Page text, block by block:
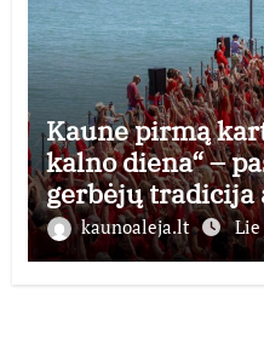
Kaune pirmą
kalno diena“ –
gerbėjų tradicija
Lietuvą
kaunoaleja.lt Lie